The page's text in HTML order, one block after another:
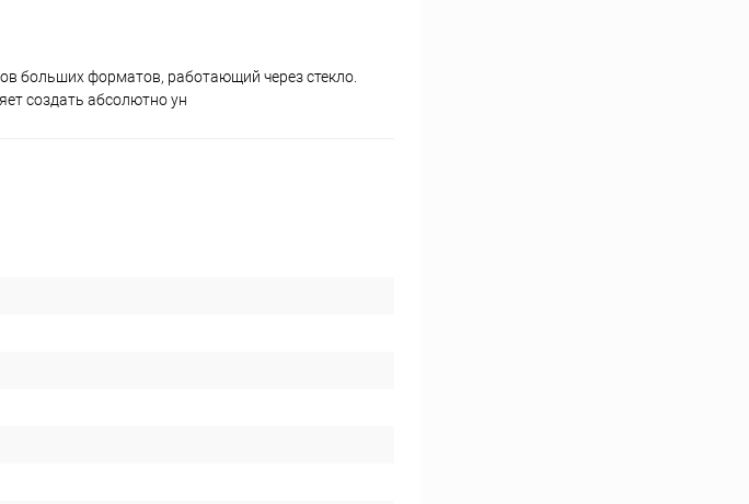
больших форматов, работающий через стекло.
создать абсолютно ун